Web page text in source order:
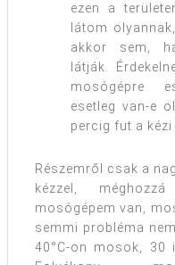
ezen a
látom
akkor sem,
látják.
mosógépre
esetleg van-e
percig fut a
Részemről csak a
kézzel,
mosógépem van,
semmi probléma
40°C-on mosok, 30